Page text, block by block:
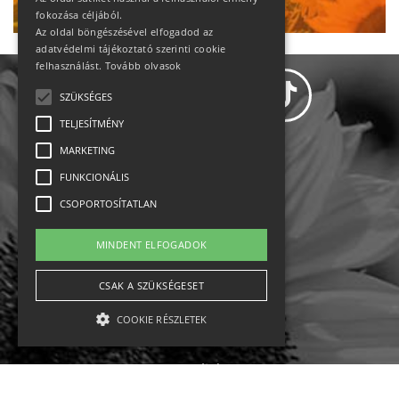
Állásajánlatok
Impresszum-kapcsolat
Jogi nyilatkozat
Rólunk
English
fokozása céljából.
Az oldal böngészésével elfogadod az
adatvédelmi tájékoztató szerinti cookie
felhasználást. Tovább olvasok
SZÜKSÉGES
TELJESÍTMÉNY
MARKETING
FUNKCIONÁLIS
CSOPORTOSÍTATLAN
MINDENT ELFOGADOK
CSAK A SZÜKSÉGESET
COOKIE RÉSZLETEK